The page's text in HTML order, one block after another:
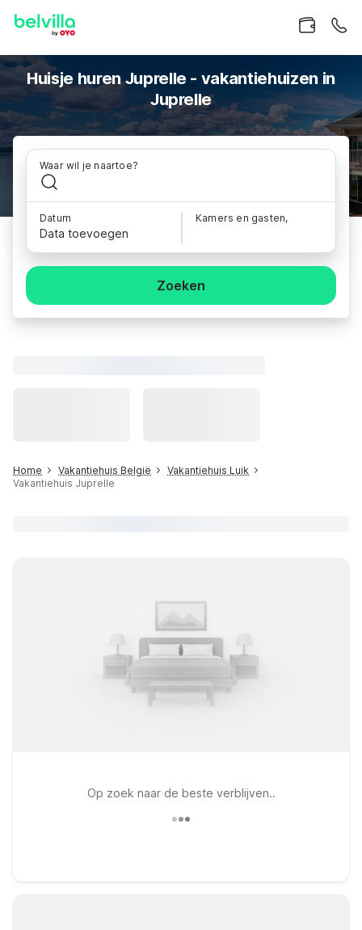
Huisje huren Juprelle - vakantiehuizen in
Juprelle
Waar wil je naartoe?
Datum
Data toevoegen
Kamers en gasten,
Zoeken
Home Vakantiehuis België
Vakantiehuis Luik
Vakantiehuis Juprelle
Op zoek naar de beste verblijven..